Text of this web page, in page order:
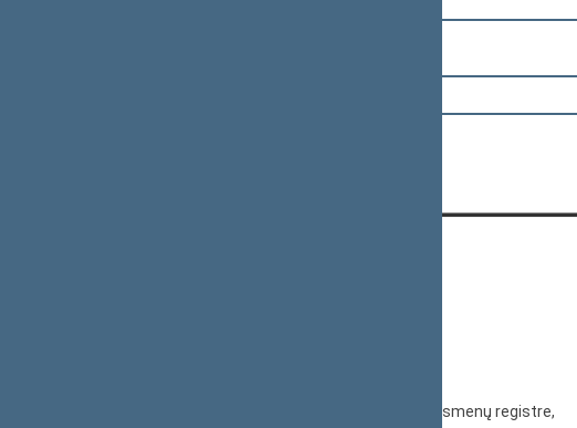
Duomenys kaupiami ir saugomi Juridinių asmenų registre,